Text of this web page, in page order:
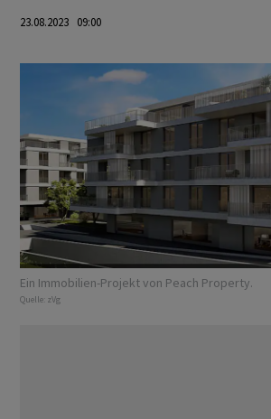
23.08.2023 09:00
Ein Immobilien-Projekt von Peach Property.
Quelle: zVg